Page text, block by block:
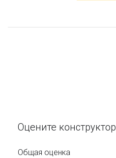
Оцените конструктор
Общая оценка